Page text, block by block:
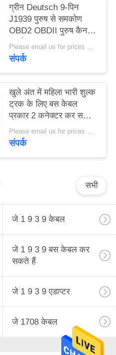
ग्रीन Deutsch 9-पिन
J1939 पुरुष से समकोण
OBD2 OBDII पुरुष कैन
बस केबल
Please email us for prices MOQ:100 पीसी
संपर्क
खुले अंत में महिला भारी शुल्क
ट्रक के लिए बस केबल
प्रकार 2 कनेक्टर कर सकते
हैं
Please email us for prices MOQ:100 पीसी
संपर्क
सभी
जे 1 9 3 9 केबल
जे 1 9 3 9 बस केबल कर
सकते हैं
जे 1 9 3 9 एडाप्टर
जे 1708 केबल